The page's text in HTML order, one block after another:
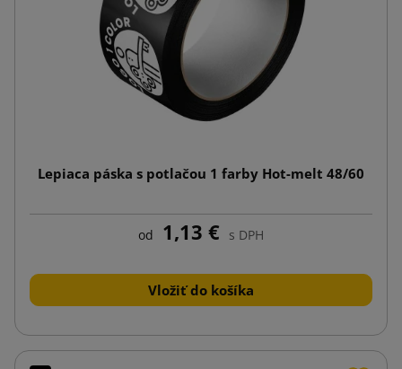
Lepiaca páska s potlačou 1 farby Hot-melt 48/60
od 1,13 € s DPH
Vložiť do košíka